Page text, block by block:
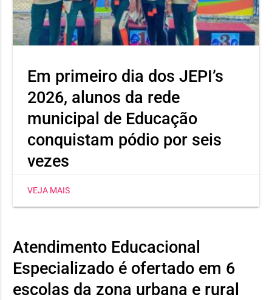
Em primeiro dia dos JEPI’s
2026, alunos da rede
municipal de Educação
conquistam pódio por seis
vezes
Heli Nunes, já conquistou três medalhas, sendo dois
ouros e uma prata. Já a estudante Maria Jhulya
de disco.
VEJA MAIS
Atendimento Educacional
Especializado é ofertado em 6
escolas da zona urbana e rural